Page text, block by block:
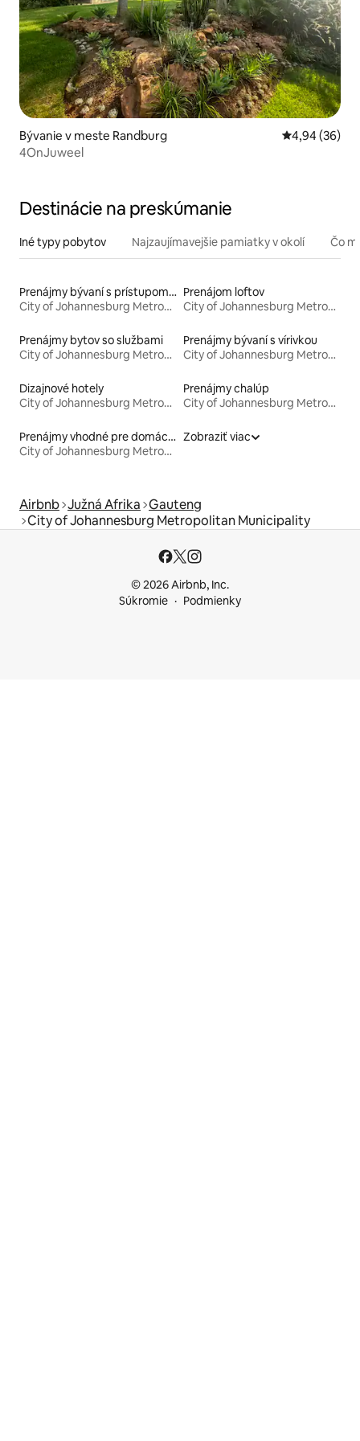
Bývanie v meste Randburg Priemerné
4,94 (36)
4OnJuweel
Destinácie na preskúmanie
Iné typy pobytov Najzaujímavejšie pamiatky v okolí Čo
Prenájmy bývaní s prístupom na pláž
City of Johannesburg Metropolitan Municipality
Prenájom loftov
City of Johannesburg Metropolitan Municipality
Prenájmy bytov so službami
City of Johannesburg Metropolitan Municipality
Prenájmy bývaní s vírivkou
City of Johannesburg Metropolitan Municipality
Dizajnové hotely
City of Johannesburg Metropolitan Municipality
Prenájmy chalúp
City of Johannesburg Metropolitan Municipality
Prenájmy vhodné pre domáce zvieratá
City of Johannesburg Metropolitan Municipality
Zobraziť viac
Airbnb Južná Afrika Gauteng
City of Johannesburg Metropolitan Municipality
© 2026 Airbnb, Inc.
Súkromie
Podmienky